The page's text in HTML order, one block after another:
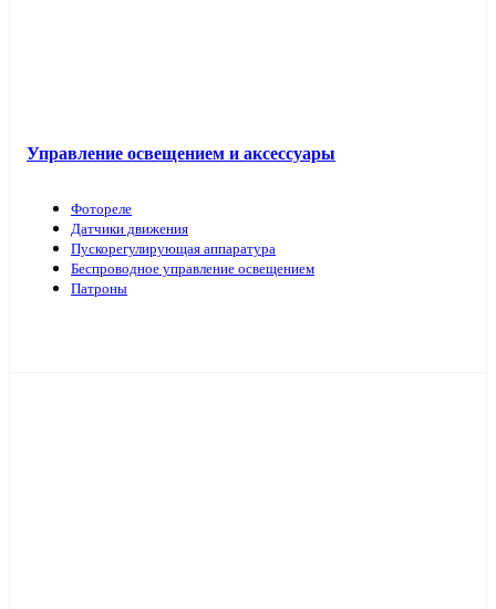
Управление освещением и аксессуары
Фотореле
Датчики движения
Пускорегулирующая аппаратура
Беспроводное управление освещением
Патроны